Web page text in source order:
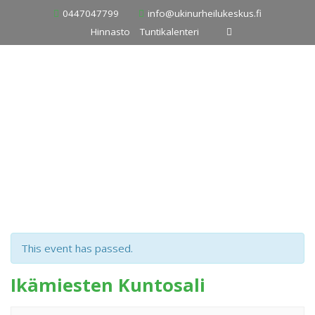
content
0447047799
info@ukinurheilukeskus.fi
Hinnasto
Tuntikalenteri
This event has passed.
Ikämiesten Kuntosali